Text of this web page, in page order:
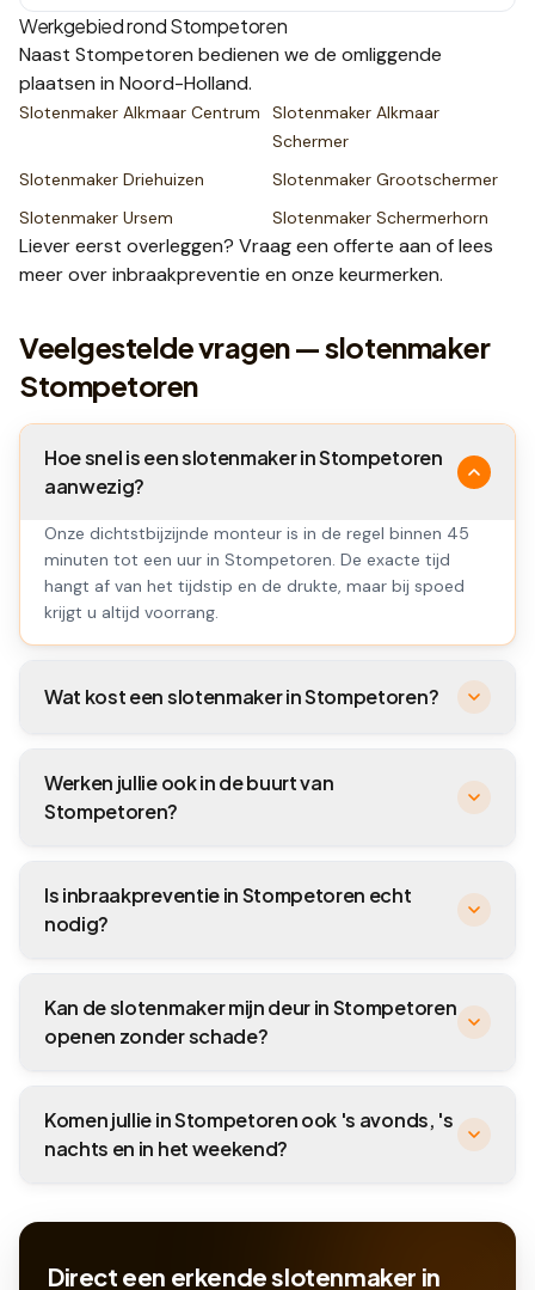
Werkgebied rondStompetoren
Naast Stompetoren bedienen we de omliggende
plaatsen in Noord-Holland.
Slotenmaker Alkmaar Centrum Slotenmaker Alkmaar
Schermer
Slotenmaker Driehuizen Slotenmaker Grootschermer
Slotenmaker Ursem Slotenmaker Schermerhorn
Liever eerst overleggen? Vraag een offerte aan of lees
meer overinbraakpreventie en onze keurmerken.
Veelgestelde vragen — slotenmaker
Stompetoren
Hoe snel is een slotenmaker in Stompetoren
aanwezig?
Onze dichtstbijzijnde monteur is in de regel binnen 45
minuten tot een uur in Stompetoren. De exacte tijd
hangt af van het tijdstip en de drukte, maar bij spoed
krijgt u altijd voorrang.
Wat kost een slotenmaker in Stompetoren?
Werken jullie ook in de buurt van
Stompetoren?
Is inbraakpreventie in Stompetoren echt
nodig?
Kan de slotenmaker mijn deur in Stompetoren
openen zonder schade?
Komen jullie in Stompetoren ook 's avonds, 's
nachts en in het weekend?
Direct een erkende slotenmaker in